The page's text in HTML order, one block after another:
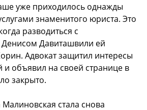
уже приходилось однажды
знаменитого юриста. Это
разводиться с
Давиташвили ей
Адвокат защитил интересы
объявил на своей странице в
закрыто.
стала снова